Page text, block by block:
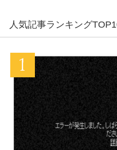
LINEの通知音・着信音が鳴
らない不具合の原因と対処
法
LINEスタンププレゼント以
外の方法でブロックされて
るか確認する方法
人気記事ランキング